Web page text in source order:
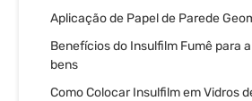
Aplicação de Papel de Parede
Benefícios do Insulfilm Fumê para
bens
Como Colocar Insulfilm em Vidros